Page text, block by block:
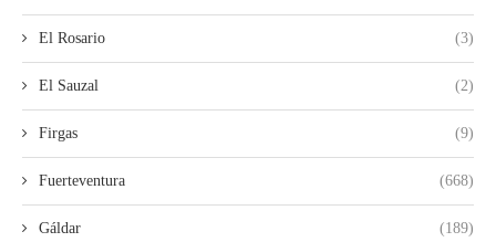
El Rosario (3)
El Sauzal (2)
Firgas (9)
Fuerteventura (668)
Gáldar (189)